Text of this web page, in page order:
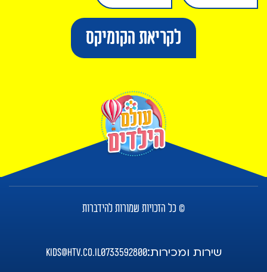
לקריאת הקומיקס
© כל הזכויות שמורות להידברות
שירות ומכירות:0733592800
kids@htv.co.il